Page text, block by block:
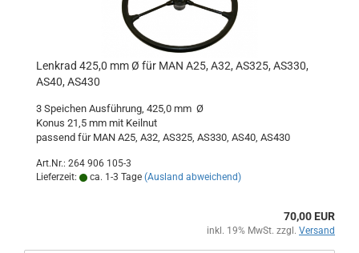
Lenkrad 425,0 mm Ø für MAN A25, A32, AS325, AS330,
AS40, AS430
3 Speichen Ausführung, 425,0 mm Ø
Konus 21,5 mm mit Keilnut
passend für MAN A25, A32, AS325, AS330, AS40, AS430
Art.Nr.: 264 906 105-3
Lieferzeit:
ca. 1-3 Tage (Ausland abweichend)
70,00 EUR
inkl. 19% MwSt. zzgl. Versand